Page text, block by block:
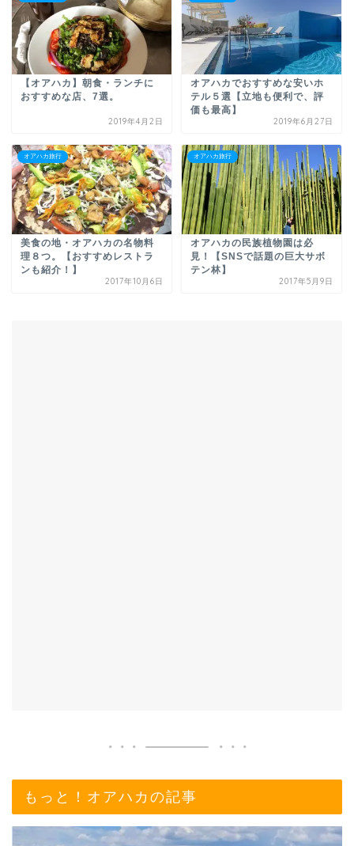
【オアハカ】朝食・ランチに
おすすめな店、7選。
2019年4月2日
オアハカでおすすめな安いホ
テル５選【立地も便利で、評
価も最高】
2019年6月27日
オアハカ旅行
美食の地・オアハカの名物料
理８つ。【おすすめレストラ
ンも紹介！】
2017年10月6日
オアハカ旅行
オアハカの民族植物園は必
見！【SNSで話題の巨大サボ
テン林】
2017年5月9日
もっと！オアハカの記事